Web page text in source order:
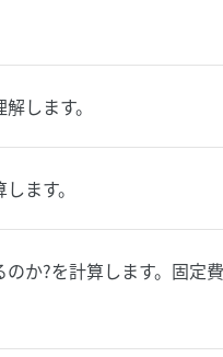
します。
ます。
か?を計算します。固定